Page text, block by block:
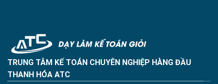
TRUNG TÂM KẾ TOÁN CHUYÊN NGHIỆP HÀNG ĐẦU
THANH HÓA ATC